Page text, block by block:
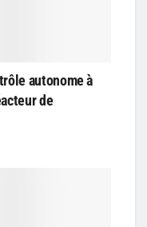
autonome à
de